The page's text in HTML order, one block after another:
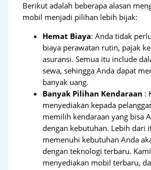
Berikut adalah beberapa alasan
mobil menjadi pilihan lebih bijak:
Hemat Biaya: Anda tidak
biaya perawatan rutin, pajak
asuransi. Semua itu include
sewa, sehingga Anda dapat
banyak uang.
Banyak Pilihan Kendaraan :
menyediakan kepada
memilih kendaraan yang bisa
dengan kebutuhan. Lebih dari
memenuhi kebutuhan Anda
dengan teknologi terbaru.
menyediakan mobil terbaru,